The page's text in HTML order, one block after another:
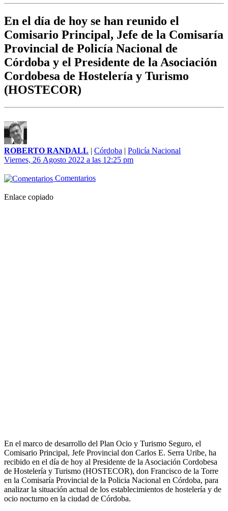
En el día de hoy se han reunido el
Comisario Principal, Jefe de la Comisaría
Provincial de Policía Nacional de
Córdoba y el Presidente de la Asociación
Cordobesa de Hostelería y Turismo
(HOSTECOR)
ROBERTO RANDALL | Córdoba | Policía Nacional
Viernes, 26 Agosto 2022 a las 12:25 pm
Comentarios
Enlace copiado
En el marco de desarrollo del Plan Ocio y Turismo Seguro, el
Comisario Principal, Jefe Provincial don Carlos E. Serra Uribe, ha
recibido en el día de hoy al Presidente de la Asociación Cordobesa
de Hostelería y Turismo (HOSTECOR), don Francisco de la Torre
en la Comisaría Provincial de la Policia Nacional en Córdoba, para
analizar la situación actual de los establecimientos de hostelería y de
ocio nocturno en la ciudad de Córdoba.